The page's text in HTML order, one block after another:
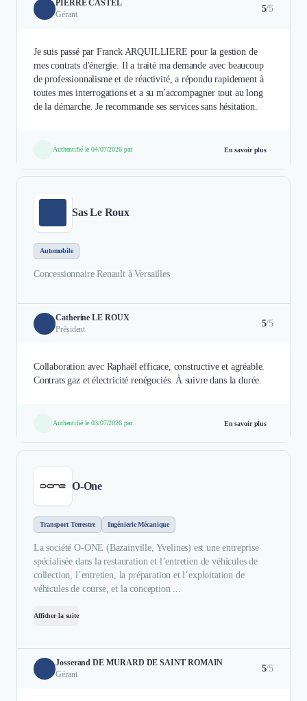
PIERRE CASTEL
Gérant
5/5
Je suis passé par Franck ARQUILLIERE pour la gestion de
mes contrats d'énergie. Il a traité ma demande avec beaucoup
de professionnalisme et de réactivité, a répondu rapidement à
toutes mes interrogations et a su m'accompagner tout au long
de la démarche. Je recommande ses services sans hésitation.
Authentifié le 04/07/2026 par En savoir plus
Sas Le Roux
Automobile
Concessionnaire Renault à Versailles
Catherine LE ROUX
Président
5/5
Collaboration avec Raphaël efficace, constructive et agréable.
Contrats gaz et électricité renégociés. À suivre dans la durée.
Authentifié le 03/07/2026 par En savoir plus
O-One
Transport Terrestre Ingénierie Mécanique
La société O-ONE (Bazainville, Yvelines) est une entreprise
spécialisée dans la restauration et l’entretien de véhicules de
collection, l’entretien, la préparation et l’exploitation de
véhicules de course, et la conception ...
Afficher la suite
Josserand DE MURARD DE SAINT ROMAIN
Gérant
5/5